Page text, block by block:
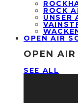
ROCK
UNSER
OPEN AIR
OPEN AIR
SEE ALL